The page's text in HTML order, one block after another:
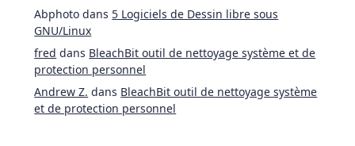
Abphoto dans 5 Logiciels de Dessin libre sous
GNU/Linux
fred dans BleachBit outil de nettoyage système et de
protection personnel
Andrew Z. dans BleachBit outil de nettoyage système
et de protection personnel